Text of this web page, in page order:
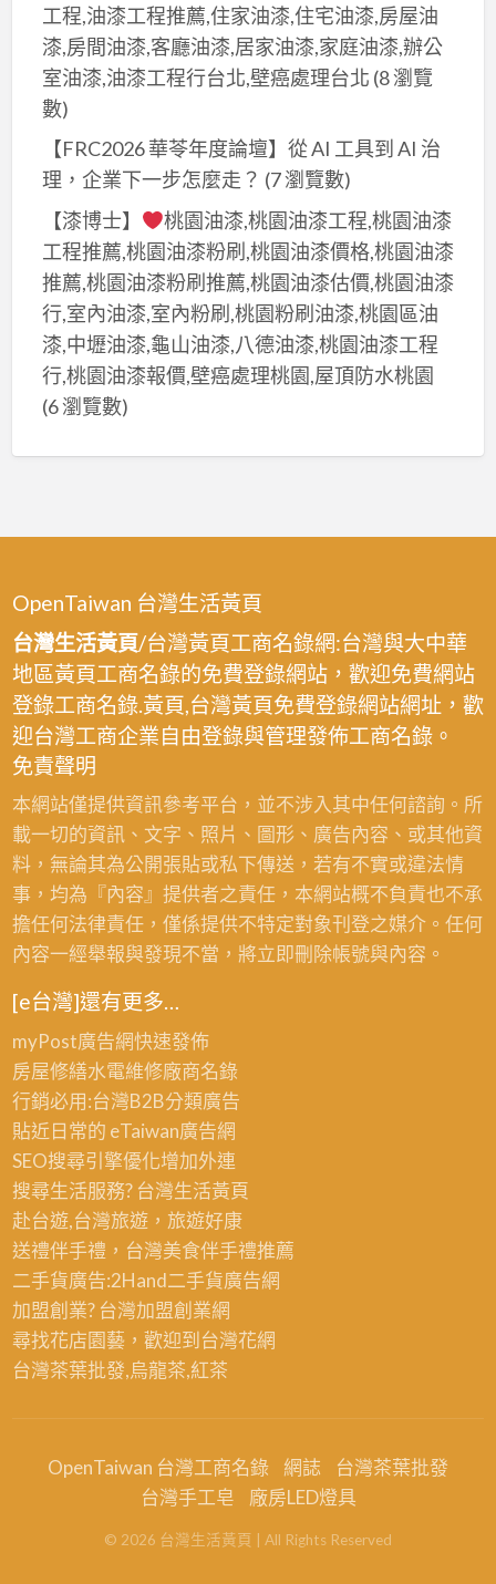
工程,油漆工程推薦,住家油漆,住宅油漆,房屋油
漆,房間油漆,客廳油漆,居家油漆,家庭油漆,辦公
室油漆,油漆工程行台北,壁癌處理台北 (8 瀏覽
數)
【FRC2026 華苓年度論壇】從 AI 工具到 AI 治
理，企業下一步怎麼走？ (7 瀏覽數)
【漆博士】
桃園油漆,桃園油漆工程,桃園油漆
工程推薦,桃園油漆粉刷,桃園油漆價格,桃園油漆
推薦,桃園油漆粉刷推薦,桃園油漆估價,桃園油漆
行,室內油漆,室內粉刷,桃園粉刷油漆,桃園區油
漆,中壢油漆,龜山油漆,八德油漆,桃園油漆工程
行,桃園油漆報價,壁癌處理桃園,屋頂防水桃園
(6 瀏覽數)
OpenTaiwan 台灣生活黃頁
台灣生活黃頁/台灣黃頁工商名錄網:台灣與大中華
地區黃頁工商名錄的免費登錄網站，歡迎免費網站
登錄工商名錄.黃頁,台灣黃頁免費登錄網站網址，歡
迎台灣工商企業自由登錄與管理發佈工商名錄。
免責聲明
本網站僅提供資訊參考平台，並不涉入其中任何諮詢。所
載一切的資訊、文字、照片、圖形、廣告內容、或其他資
料，無論其為公開張貼或私下傳送，若有不實或違法情
事，均為『內容』提供者之責任，本網站概不負責也不承
擔任何法律責任，僅係提供不特定對象刊登之媒介。任何
內容一經舉報與發現不當，將立即刪除帳號與內容。
[e台灣]還有更多…
myPost廣告網快速發佈
房屋修繕水電維修廠商名錄
行銷必用:台灣B2B分類廣告
貼近日常的 eTaiwan廣告網
SEO搜尋引擎優化增加外連
搜尋生活服務? 台灣生活黃頁
赴台遊,台灣旅遊，旅遊好康
送禮伴手禮，台灣美食伴手禮推薦
二手貨廣告:2Hand二手貨廣告網
加盟創業? 台灣加盟創業網
尋找花店園藝，歡迎到 台灣花網
台灣茶葉批發,烏龍茶,紅茶
OpenTaiwan 台灣工商名錄 網誌
台灣茶葉批發
台灣手工皂
廠房LED燈具
© 2026 台灣生活黃頁 | All Rights Reserved